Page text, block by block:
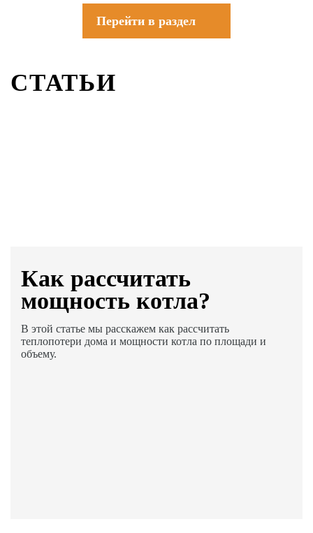
Перейти в раздел
СТАТЬИ
Как раcсчитать
мощность котла?
В этой статье мы расскажем как рассчитать
теплопотери дома и мощности котла по площади и
объему.